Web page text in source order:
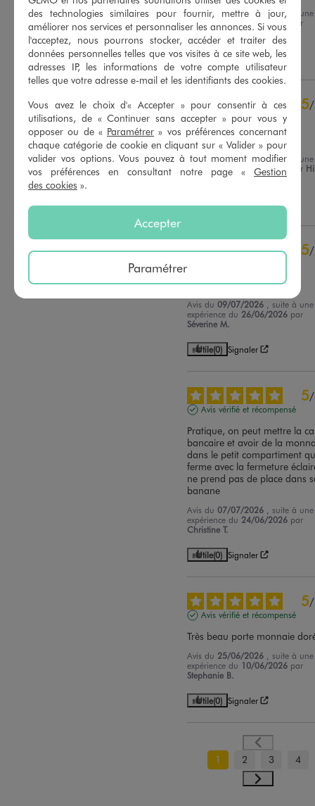
Basé sur19 avis soumis à un
contrôle
Voir tous les avis sur ce site
5étoiles
18
4étoiles
1
étoiles
1étoile 0
Trier les avis
Avis du 16/07/2026
, suite à une
expérience du
03/07/2026
par
Regine M.
Utile (0) Signaler
5/
Avis vérifié et récompensé
Super qualité
Avis du15/07/2026 , suite à une
expérience du
02/07/2026 par
M.
Utile(0) Signaler
5/
Parfait
Avis du09/07/2026
, suite à une
expérience du 26/06/2026 par
Séverine M.
Utile(0) Signaler
5/
Avis vérifié et récompensé
Pratique, on peut mettre la
bancaire et avoir de la
dans le petit compartiment
ferme avec la fermeture
ne prend pas de place dans
banane
Avis du07/07/2026
, suite à une
expérience du 24/06/2026 par
Christine T.
Utile(0) Signaler
5/
Avis vérifié et récompensé
Très beau porte monnaie
Avis du 25/06/2026
, suite à une
expérience du 10/06/2026 par
Stephanie B.
Utile(0) Signaler
1 2 3 4
des technologies similaires pour fournir, mettre à jour,
améliorer nos services et personnaliser les annonces. Si vous
l'acceptez, nous pourrons stocker, accéder et traiter des
données personnelles telles que vos visites à ce site web, les
adresses IP, les informations de votre compte utilisateur
telles que votre adresse e-mail et les identifiants des cookies.
Vous avez le choix d'« Accepter » pour consentir à ces
utilisations, de « Continuer sans accepter » pour vous y
opposer ou de « Paramétrer » vos préférences concernant
chaque catégorie de cookie en cliquant sur « Valider » pour
valider vos options. Vous pouvez à tout moment modifier
vos préférences en consultant notre page « Gestion
des cookies ».
Accepter
Paramétrer